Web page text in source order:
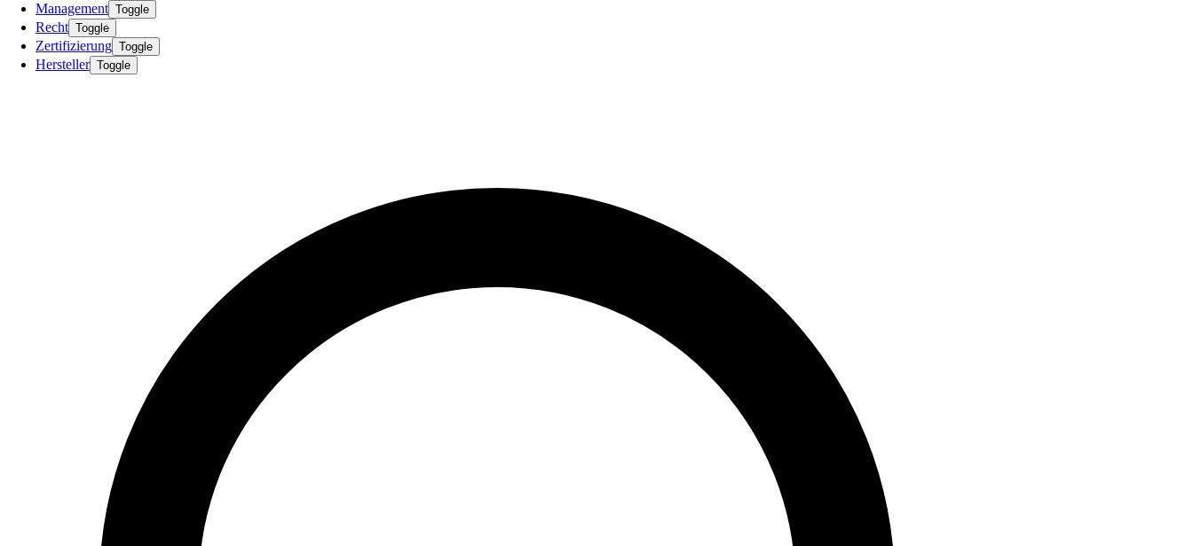
Management Toggle
Recht Toggle
Zertifizierung Toggle
Hersteller Toggle